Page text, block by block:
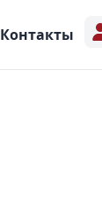
Контакты